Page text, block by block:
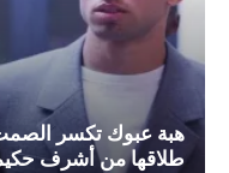
هبة عبوك تكسر
طلاقها من أشرف